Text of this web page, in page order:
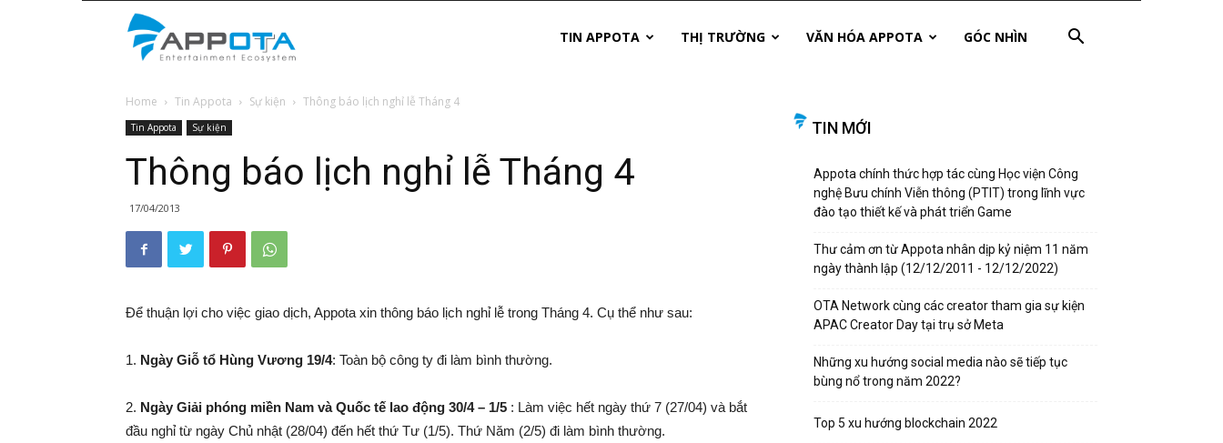
News
TIN APPOTA THỊ TRƯỜNG VĂN HÓA APPOTA GÓC NHÌN
Home Tin Appota Sự kiện Thông báo lịch nghỉ lễ Tháng 4
Tin Appota Sự kiện
Thông báo lịch nghỉ lễ Tháng 4
17/04/2013
Để thuận lợi cho việc giao dịch, Appota xin thông báo lịch nghỉ lễ trong Tháng 4. Cụ thể như sau:
1. Ngày Giỗ tổ Hùng Vương 19/4: Toàn bộ công ty đi làm bình thường.
2. Ngày Giải phóng miền Nam và Quốc tế lao động 30/4 – 1/5 : Làm việc hết ngày thứ 7 (27/04) và bắt
đầu nghỉ từ ngày Chủ nhật (28/04) đến hết thứ Tư (1/5). Thứ Năm (2/5) đi làm bình thường.
TIN MỚI
Appota chính thức hợp tác cùng Học viện Công
nghệ Bưu chính Viễn thông (PTIT) trong lĩnh vực
đào tạo thiết kế và phát triển Game
Thư cảm ơn từ Appota nhân dịp kỷ niệm 11 năm
ngày thành lập (12/12/2011 - 12/12/2022)
OTA Network cùng các creator tham gia sự kiện
APAC Creator Day tại trụ sở Meta
Những xu hướng social media nào sẽ tiếp tục
bùng nổ trong năm 2022?
Top 5 xu hướng blockchain 2022